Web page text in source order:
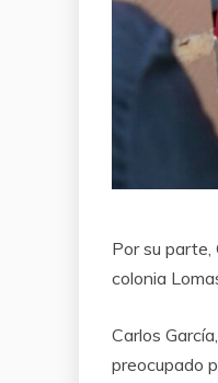
Por su parte,
colonia
Carlos
preocupado